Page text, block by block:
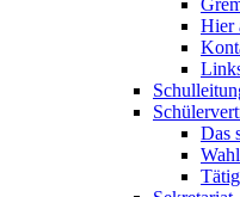
Hier
Das